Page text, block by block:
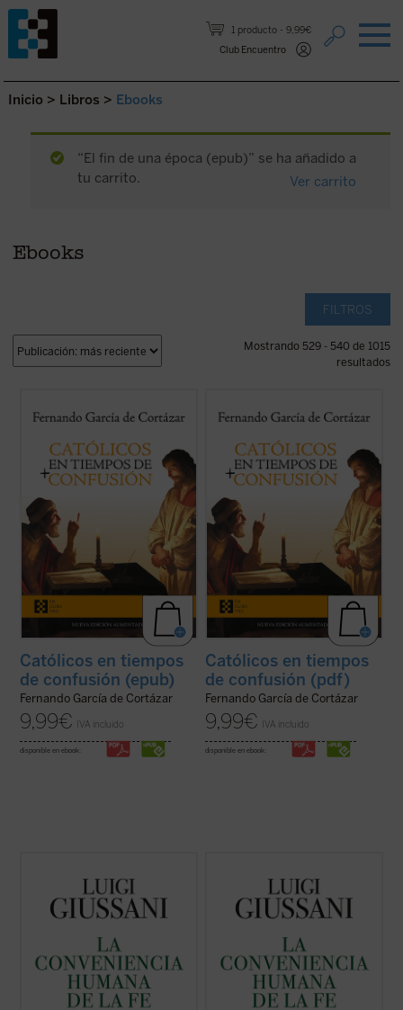
1 producto
9,99€
Club Encuentro
Saltar al contenido.
Inicio > Libros > Ebooks
“El fin de una época (epub)” se ha añadido a
tu carrito.
Ver carrito
Ebooks
FILTROS
Mostrando 529 - 540 de 1015
resultados
tiempos de confusión, el nuevo libro de
tradición cristiana vuelva a ser la
referencia que nos defina, de tal ...(ver
ficha)
Católicos en tiempos
de confusión (epub)
Fernando García de Cortázar
9,99€ IVA incluido
disponible en ebook:
tiempos de confusión, el nuevo libro de
tradición cristiana vuelva a ser la
referencia que nos defina, de tal ...(ver
ficha)
Católicos en tiempos
de confusión (pdf)
Fernando García de Cortázar
9,99€ IVA incluido
disponible en ebook:
de don Luigi Giussani en los Ejercicios
espirituales de la Fraternidad de Comunión
y Liberación celebrados entre 1985 y 1987
y los diálogos que éstas suscitaron.
de don Luigi Giussani en los Ejercicios
espirituales de la Fraternidad de Comunión
y Liberación celebrados entre 1985 y 1987
y los diálogos que éstas suscitaron.